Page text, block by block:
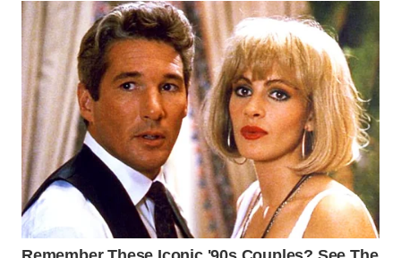
SUMEDANG
WN
CIANJUR
WN
KEPULAUAN
SERIBU
TANGERANG